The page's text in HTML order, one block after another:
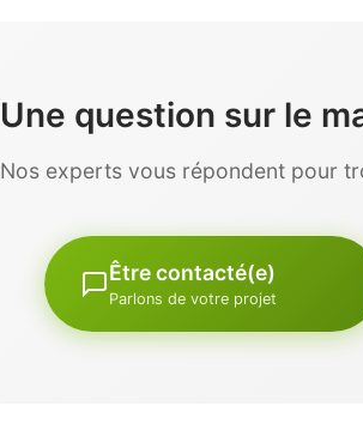
Une question sur le
Nos experts vous répondent pour
Être contacté(e)
Parlons de votre projet